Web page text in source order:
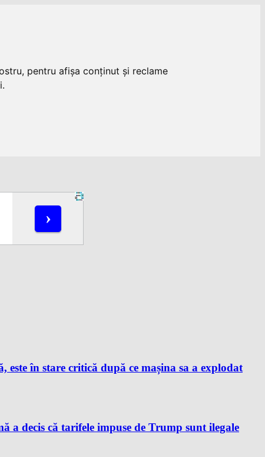
pentru afișa conținut și reclame
în stare critică după ce mașina sa a explodat
decis că tarifele impuse de Trump sunt ilegale